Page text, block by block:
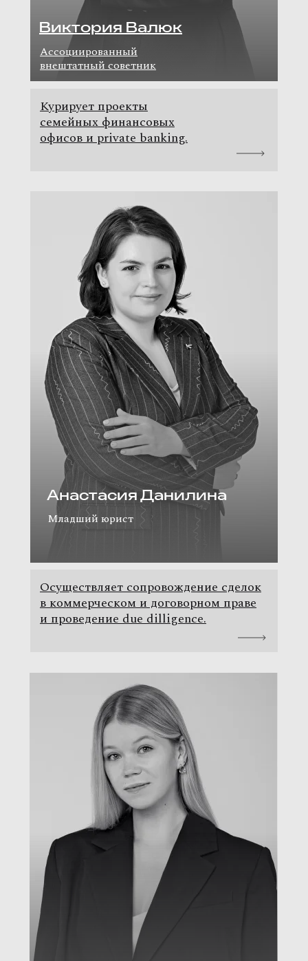
Анастасия Данилина
Младший юрист
Осуществляет сопровождение сделок
в коммерческом и договорном праве
и проведение due dilligence.
Курирует проекты
семейных финансовых
офисов и private banking.
Виктория Валюк
Ассоциированный
внештатный советник